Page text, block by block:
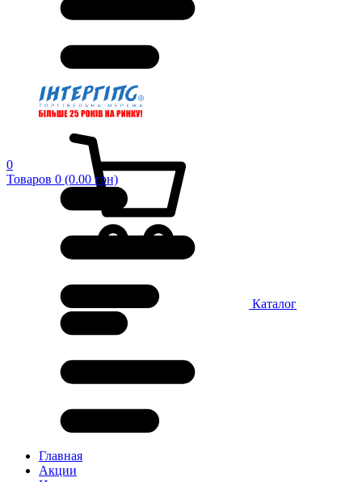
0
Товаров 0 (0.00 грн)
Каталог
Главная
Акции